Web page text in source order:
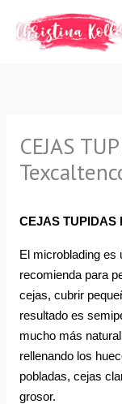
contenido
CEJAS
CEJAS TUPIDAS
El microblading es
recomienda para
cejas, cubrir
resultado es
mucho más
rellenando los
pobladas, cejas
grosor.